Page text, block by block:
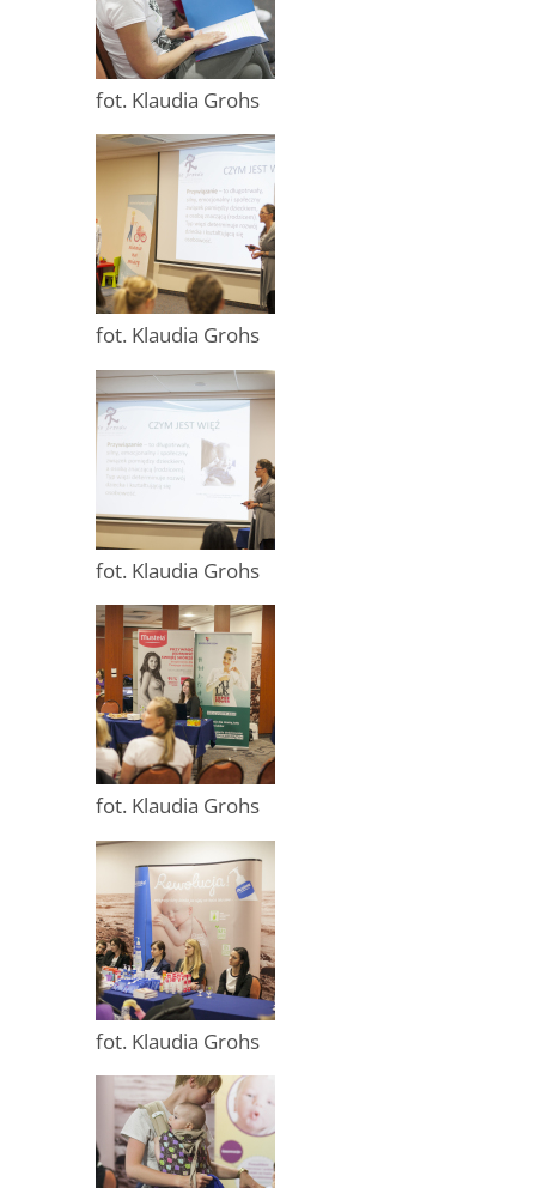
fot. Klaudia Grohs
fot. Klaudia Grohs
fot. Klaudia Grohs
fot. Klaudia Grohs
fot. Klaudia Grohs